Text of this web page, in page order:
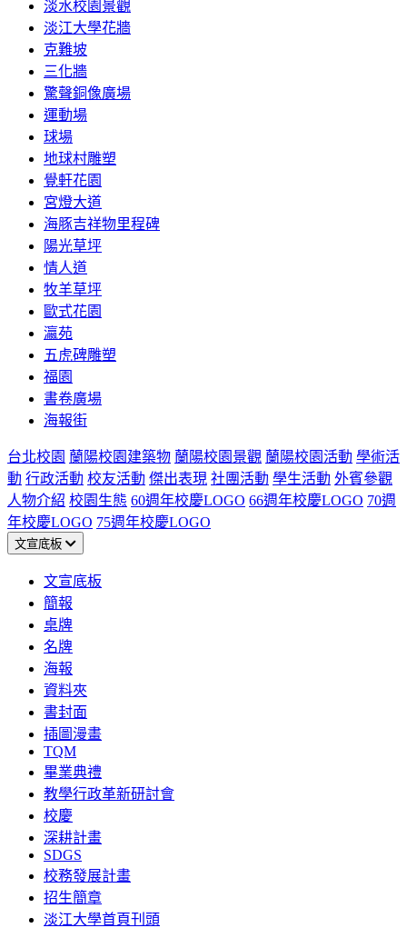
淡水校園景觀
淡江大學花牆
克難坡
三化牆
驚聲銅像廣場
運動場
球場
地球村雕塑
覺軒花園
宮燈大道
海豚吉祥物里程碑
陽光草坪
情人道
牧羊草坪
歐式花園
瀛苑
五虎碑雕塑
福園
書卷廣場
海報街
台北校園 蘭陽校園建築物 蘭陽校園景觀 蘭陽校園活動 學術活
動 行政活動 校友活動 傑出表現 社團活動 學生活動 外賓參觀
人物介紹 校園生態 60週年校慶LOGO 66週年校慶LOGO 70週
年校慶LOGO 75週年校慶LOGO
文宣底板
文宣底板
簡報
桌牌
名牌
海報
資料夾
書封面
插圖漫畫
TQM
畢業典禮
教學行政革新研討會
校慶
深耕計畫
SDGS
校務發展計畫
招生簡章
淡江大學首頁刊頭